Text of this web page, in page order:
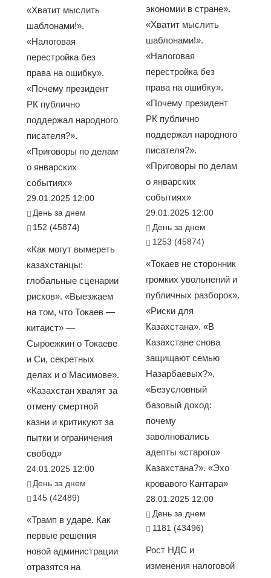
«Хватит мыслить
шаблонами!».
«Налоговая
перестройка без
права на ошибку».
«Почему президент
РК публично
поддержал народного
писателя?».
«Приговоры по делам
о январских
событиях»
29.01.2025 12:00
День за днем
152 (45874)
«Как могут вымереть
казахстанцы:
глобальные сценарии
рисков». «Выезжаем
на том, что Токаев —
китаист» —
Сыроежкин о Токаеве
и Си, секретных
делах и о Масимове».
«Казахстан хвалят за
отмену смертной
казни и критикуют за
пытки и ограничения
свобод»
24.01.2025 12:00
День за днем
145 (42489)
«Трамп в ударе. Как
первые решения
новой администрации
отразятся на
экономии в стране».
«Хватит мыслить
шаблонами!».
«Налоговая
перестройка без
права на ошибку».
«Почему президент
РК публично
поддержал народного
писателя?».
«Приговоры по делам
о январских
событиях»
29.01.2025 12:00
День за днем
1253 (45874)
«Токаев не сторонник
громких увольнений и
публичных разборок».
«Риски для
Казахстана». «В
Казахстане снова
защищают семью
Назарбаевых?».
«Безусловный
базовый доход:
почему
заволновались
адепты «старого»
Казахстана?». «Эхо
кровавого Кантара»
28.01.2025 12:00
День за днем
1181 (43496)
Рост НДС и
изменения налоговой